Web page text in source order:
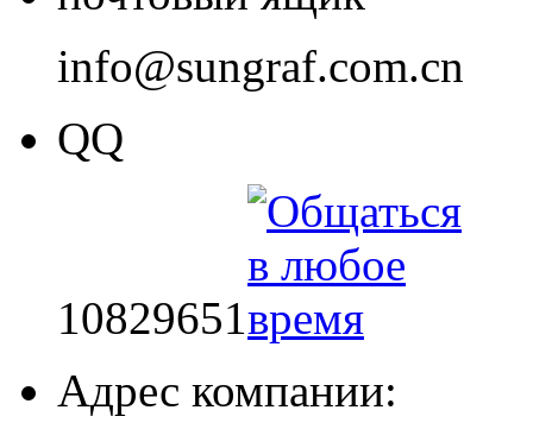
info@sungraf.com.cn
QQ
10829651
Адрес компании: